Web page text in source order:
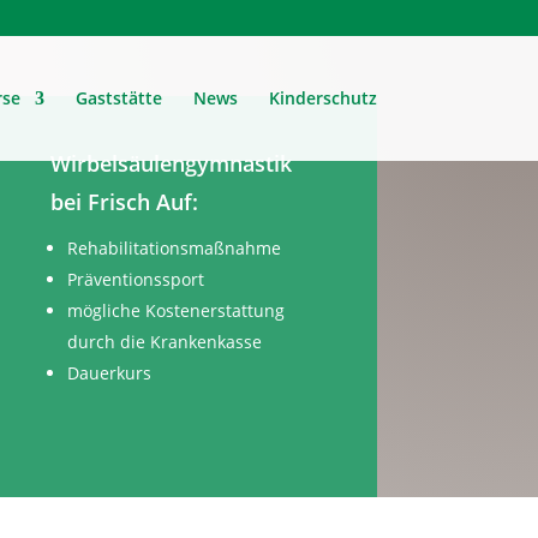
Gaststätte News Kinderschutz
Wirbelsäulengymnastik
bei Frisch Auf:
Rehabilitationsmaßnahme
Präventionssport
mögliche Kostenerstattung
durch die Krankenkasse
Dauerkurs